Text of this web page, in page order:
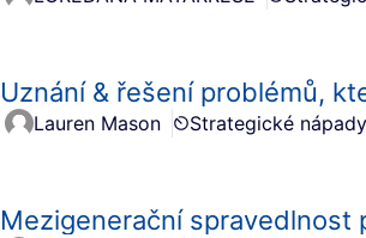
Uznání & řešení problémů,
Lauren Mason Strategické nápady
Mezigenerační spravedlnost